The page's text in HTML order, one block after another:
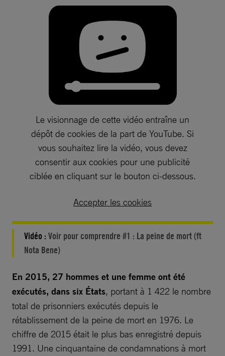
Le visionnage de cette vidéo entraîne un
dépôt de cookies de la part de YouTube. Si
vous souhaitez lire la vidéo, vous devez
consentir aux cookies pour une publicité
ciblée en cliquant sur le bouton ci-dessous.
Accepter les cookies
Vidéo : Voir pour comprendre #1 : La peine de mort (ft
Nota Bene)
En 2015, 27 hommes et une femme ont été
exécutés, dans six États, portant à 1 422 le nombre
total de prisonniers exécutés depuis le
rétablissement de la peine de mort en 1976. Le
chiffre de 2015 était le plus bas enregistré depuis
1991. Une cinquantaine de condamnations à mort